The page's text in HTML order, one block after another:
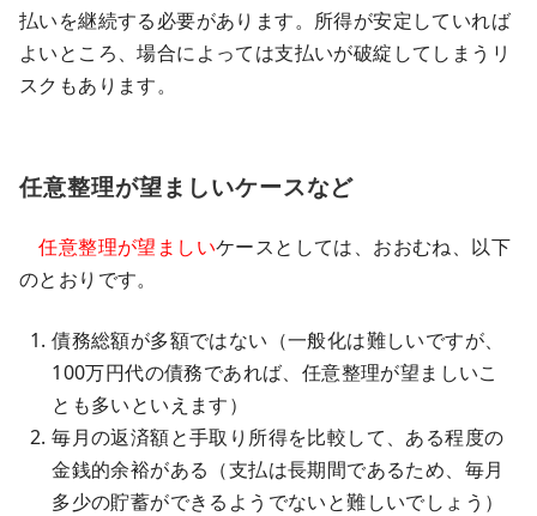
払いを継続する必要があります。所得が安定していれば
よいところ、場合によっては支払いが破綻してしまうリ
スクもあります。
任意整理が望ましいケースなど
任意整理が望ましいケースとしては、おおむね、以下
のとおりです。
債務総額が多額ではない（一般化は難しいですが、
100万円代の債務であれば、任意整理が望ましいこ
とも多いといえます）
毎月の返済額と手取り所得を比較して、ある程度の
金銭的余裕がある（支払は長期間であるため、毎月
多少の貯蓄ができるようでないと難しいでしょう）